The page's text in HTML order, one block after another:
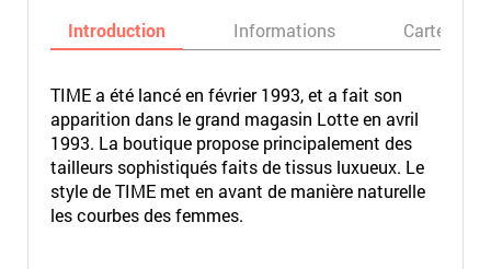
Introduction Informations Carte
TIME a été lancé en février 1993, et a fait son
apparition dans le grand magasin Lotte en avril
1993. La boutique propose principalement des
tailleurs sophistiqués faits de tissus luxueux. Le
style de TIME met en avant de manière naturelle
les courbes des femmes.